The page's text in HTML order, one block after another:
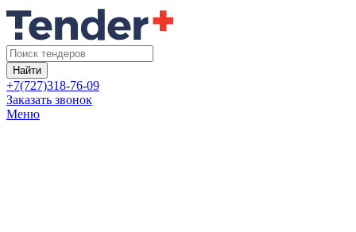
Найти
+7(727)318-76-09
Заказать звонок
Меню